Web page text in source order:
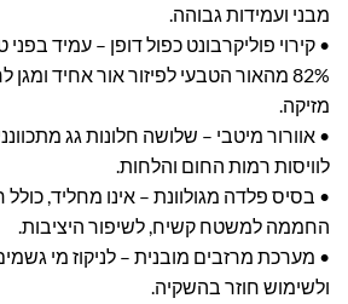
מבני ועמידות גבוהה.
• קירוי פוליקרבונט כפול דופן – עמיד
מזיקה.
• אוורור מיטבי – שלושה חלונות גג
לוויסות רמות החום והלחות.
• בסיס פלדה מגולוונת – אינו מחליד, כולל
החממה למשטח קשיח, לשיפור היציבות.
• מערכת מרזבים מובנית – לניקוז מי
ולשימוש חוזר בהשקיה.